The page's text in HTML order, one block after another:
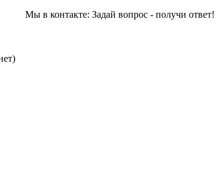
Мы в контакте: Задай вопрос - получи ответ!